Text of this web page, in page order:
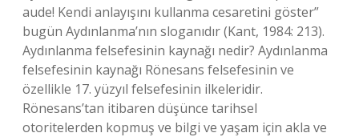
aude! Kendi anlayışını kullanma cesaretini göster”
bugün Aydınlanma’nın sloganıdır (Kant, 1984: 213).
Aydınlanma felsefesinin kaynağı nedir? Aydınlanma
felsefesinin kaynağı Rönesans felsefesinin ve
özellikle 17. yüzyıl felsefesinin ilkeleridir.
Rönesans’tan itibaren düşünce tarihsel
otoritelerden kopmuş ve bilgi ve yaşam için akla ve